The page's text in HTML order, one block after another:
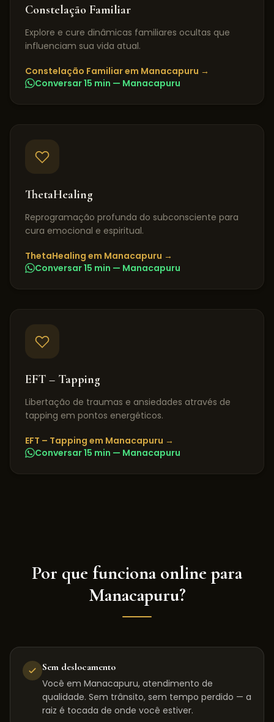
Constelação Familiar
Explore e cure dinâmicas familiares ocultas que
influenciam sua vida atual.
Constelação Familiarem Manacapuru →
Conversar 15 min — Manacapuru
ThetaHealing
Reprogramação profunda do subconsciente para
cura emocional e espiritual.
ThetaHealing em Manacapuru →
Conversar 15 min — Manacapuru
EFT – Tapping
Libertação de traumas e ansiedades através de
tapping em pontos energéticos.
EFT – Tapping em Manacapuru →
Conversar 15 min — Manacapuru
Por que funciona online para
Manacapuru?
Sem deslocamento
Você em Manacapuru, atendimento de
qualidade. Sem trânsito, sem tempo perdido — a
raiz é tocada de onde você estiver.